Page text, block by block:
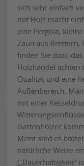
sich sehr einfach
mit Holz macht
eine Pergola,
Zaun aus Brettern,
finden Sie dazu
Holzhandel
Qualität und eine
Außenbereich.
mit einer
Gartenhölzer
Meist sind es
natürliche Weise
(„Dauerhaftigkeit“